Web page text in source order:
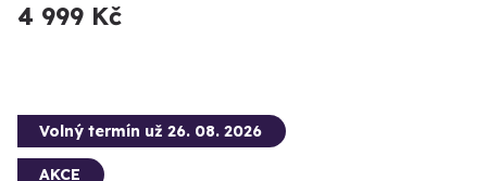
4 999 Kč
Volný termín už 26. 08. 2026
AKCE